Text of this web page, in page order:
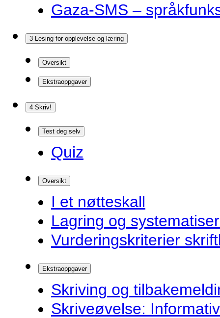
Gaza-SMS –
3 Lesing for opplevelse og læring
Oversikt
Ekstraoppgaver
4 Skriv!
Test deg selv
Quiz
Oversikt
I et nøtteskall
Lagring og
Vurderingskriterier
Ekstraoppgaver
Skriving og
Skriveøvelse: